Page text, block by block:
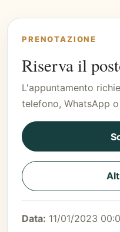
PRENOTAZIONE
Riserva il
L'appuntamento
telefono, WhatsApp
Data: 11/01/2023